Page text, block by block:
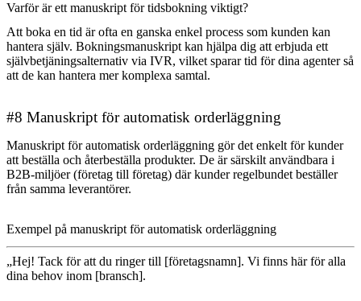
Varför är ett manuskript för tidsbokning viktigt?
Att boka en tid är ofta en ganska enkel process som kunden kan
hantera själv. Bokningsmanuskript kan hjälpa dig att erbjuda ett
självbetjäningsalternativ via IVR, vilket sparar tid för dina agenter så
att de kan hantera mer komplexa samtal.
#8 Manuskript för automatisk orderläggning
Manuskript för automatisk orderläggning gör det enkelt för kunder
att beställa och återbeställa produkter. De är särskilt användbara i
B2B-miljöer (företag till företag) där kunder regelbundet beställer
från samma leverantörer.
Exempel på manuskript för automatisk orderläggning
„Hej! Tack för att du ringer till [företagsnamn]. Vi finns här för alla
dina behov inom [bransch].